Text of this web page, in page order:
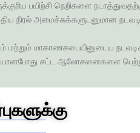
பயிற்சி நெறிகளை
நிரல் அமைச்சுக்களுடனுமான
மாகாணசபையினுடைய
சட்ட ஆலோசனைகளை